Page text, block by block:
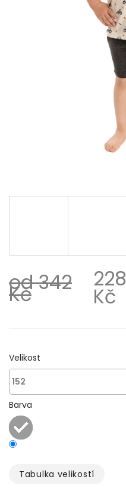
od 342
Kč
228
Kč
Velikost
Barva
Tabulka velikostí­